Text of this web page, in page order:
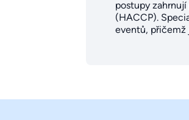
postupy
(HACCP).
eventů, přičemž